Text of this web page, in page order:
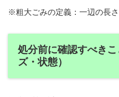
※粗大ごみの定義：一辺の長
処分前に確認すべき
ズ・状態）